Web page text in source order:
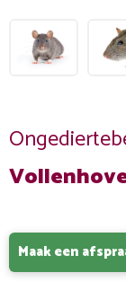
Maak een